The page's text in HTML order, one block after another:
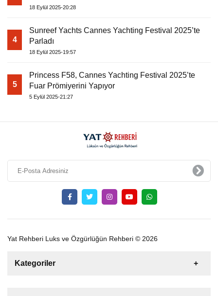
18 Eylül 2025-20:28
4
Sunreef Yachts Cannes Yachting Festival 2025’te
Parladı
18 Eylül 2025-19:57
5
Princess F58, Cannes Yachting Festival 2025’te
Fuar Prömiyerini Yapıyor
5 Eylül 2025-21:27
Yat Rehberi Luks ve Özgürlüğün Rehberi © 2026
Kategoriler